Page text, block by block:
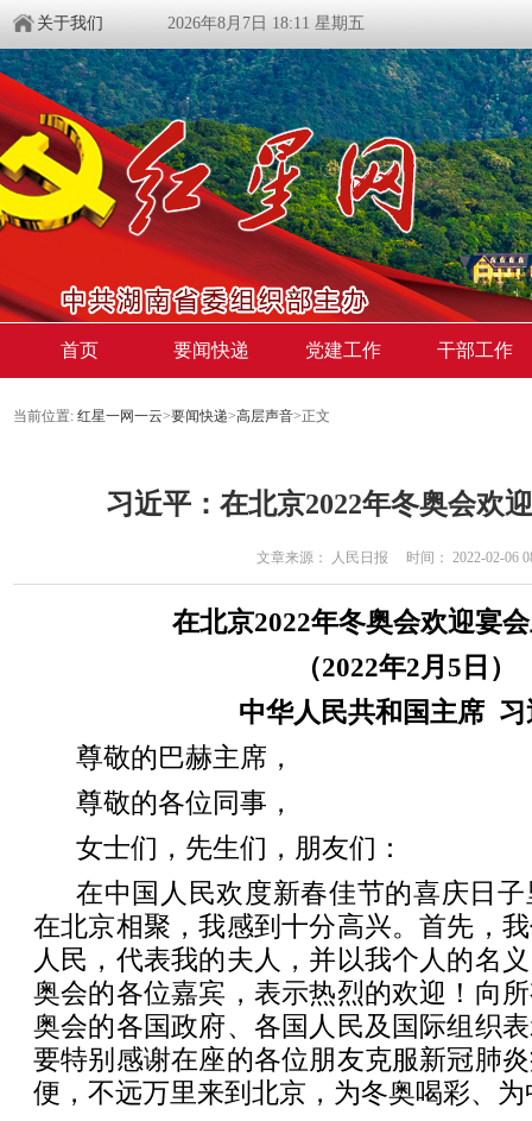
关于我们 2026年8月7日 18:11 星期五
首页 要闻快递 党建工作 干部工作
当前位置: 红星一网一云>要闻快递>高层声音>正文
习近平：在北京2022年冬奥会欢
文章来源： 人民日报 时间： 2022-02-06
在北京2022年冬奥会欢迎宴
（2022年2月5日）
中华人民共和国主席
尊敬的巴赫主席，
尊敬的各位同事，
女士们，先生们，朋友们：
在中国人民欢度新春佳节的喜庆日
在北京相聚，我感到十分高兴。首先，
人民，代表我的夫人，并以我个人的名
奥会的各位嘉宾，表示热烈的欢迎！向
奥会的各国政府、各国人民及国际组织
要特别感谢在座的各位朋友克服新冠肺
便，不远万里来到北京，为冬奥喝彩、